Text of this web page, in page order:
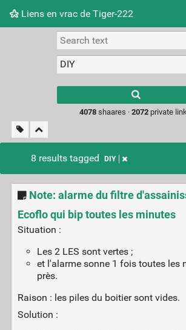
Liens en vrac de Tiger-222
Picture wall
4078 shaares ·2072 private
8 results tagged DIY
Note: alarme du filtre
Ecoflo qui bip toutes les minutes
Situation :
Les 2 LES sont vertes ;
et l'alarme sonne 1 fois toutes les
près.
Raison : les piles du boitier sont vides.
Solution :